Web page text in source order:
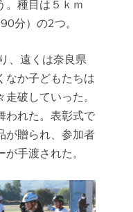
。種目は５ｋｍ
分）の2つ。
、遠くは奈良県
なか子どもたちは
破していった。
われた。表彰式で
が贈られ、参加者
手渡された。